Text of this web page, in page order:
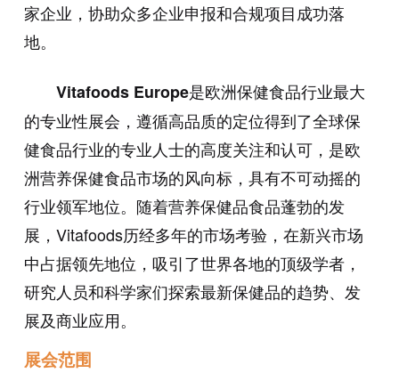
家企业，协助众多企业申报和合规项目成功落
地。
Vitafoods Europe是欧洲保健食品行业最大
的专业性展会，遵循高品质的定位得到了全球保
健食品行业的专业人士的高度关注和认可，是欧
洲营养保健食品市场的风向标，具有不可动摇的
行业领军地位。随着营养保健品食品蓬勃的发
展，Vitafoods历经多年的市场考验，在新兴市场
中占据领先地位，吸引了世界各地的顶级学者，
研究人员和科学家们探索最新保健品的趋势、发
展及商业应用。
展会范围